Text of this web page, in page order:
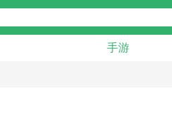
手游